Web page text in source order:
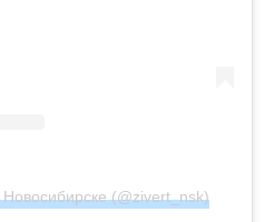
(@zivert_nsk)